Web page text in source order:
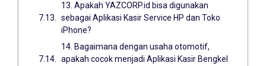
13. Apakah YAZCORP.id bisa digunakan
sebagai Aplikasi Kasir Service HP dan Toko
iPhone?
14. Bagaimana dengan usaha otomotif,
apakah cocok menjadi Aplikasi Kasir Bengkel